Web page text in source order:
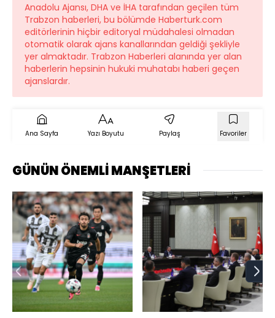
Anadolu Ajansı, DHA ve İHA tarafından geçilen tüm
Trabzon haberleri, bu bölümde Haberturk.com
editörlerinin hiçbir editoryal müdahalesi olmadan
otomatik olarak ajans kanallarından geldiği şekliyle
yer almaktadır. Trabzon Haberleri alanında yer alan
haberlerin hepsinin hukuki muhatabı haberi geçen
ajanslardır.
Ana Sayfa Yazı Boyutu Paylaş Favoriler
GÜNÜN ÖNEMLİ MANŞETLERİ